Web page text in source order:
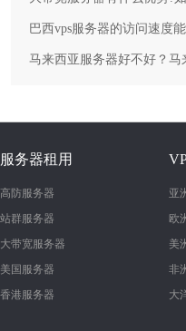
巴西vps服务器的访问速度
马来西亚服务器好不好？
服务器租用
高防服务器
站群服务器
大带宽服务器
美国服务器
香港服务器
亚
欧
美
非
大